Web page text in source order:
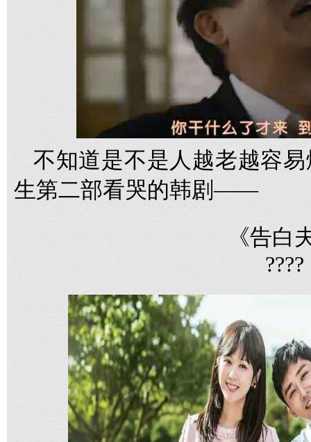
不知道是不是人越老越容
生第二部看哭的韩剧——
《告白
????